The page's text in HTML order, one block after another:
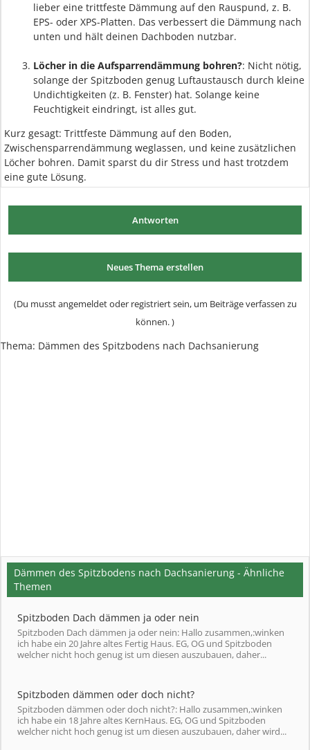
lieber eine trittfeste Dämmung auf den Rauspund, z. B.
EPS- oder XPS-Platten. Das verbessert die Dämmung nach
unten und hält deinen Dachboden nutzbar.
Löcher in die Aufsparrendämmung bohren?: Nicht nötig,
solange der Spitzboden genug Luftaustausch durch kleine
Undichtigkeiten (z. B. Fenster) hat. Solange keine
Feuchtigkeit eindringt, ist alles gut.
Kurz gesagt: Trittfeste Dämmung auf den Boden,
Zwischensparrendämmung weglassen, und keine zusätzlichen
Löcher bohren. Damit sparst du dir Stress und hast trotzdem
eine gute Lösung.
Antworten
Neues Thema erstellen
(Du musst angemeldet oder registriert sein, um Beiträge verfassen zu
können. )
Thema: Dämmen des Spitzbodens nach Dachsanierung
Dämmen des Spitzbodens nach Dachsanierung - Ähnliche
Themen
Spitzboden Dach dämmen ja oder nein
Spitzboden Dach dämmen ja oder nein: Hallo zusammen,:winken
ich habe ein 20 Jahre altes Fertig Haus. EG, OG und Spitzboden
welcher nicht hoch genug ist um diesen auszubauen, daher...
Spitzboden dämmen oder doch nicht?
Spitzboden dämmen oder doch nicht?: Hallo zusammen,:winken
ich habe ein 18 Jahre altes KernHaus. EG, OG und Spitzboden
welcher nicht hoch genug ist um diesen auszubauen, daher wird...